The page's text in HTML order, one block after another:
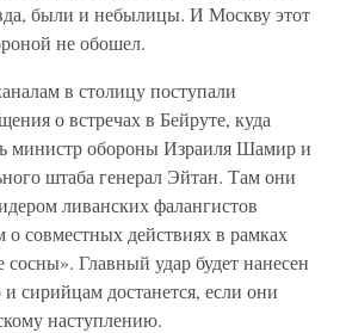
были и небылицы. И Москву этот
не обошел.
в столицу поступали
о встречах в Бейруте, куда
министр обороны Израиля Шамир и
штаба генерал Эйтан. Там они
ливанских фалангистов
совместных действиях в рамках
Главный удар будет нанесен
сирийцам достанется, если они
наступлению.